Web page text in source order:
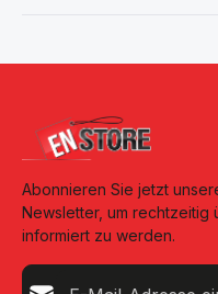
Abonnieren Sie jetzt
Newsletter, um
informiert zu werden.
E-Mail-Adresse*